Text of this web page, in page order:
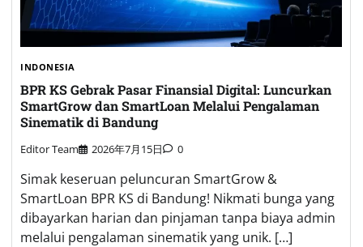
INDONESIA
BPR KS Gebrak Pasar Finansial Digital: Luncurkan
SmartGrow dan SmartLoan Melalui Pengalaman
Sinematik di Bandung
Editor Team 2026年7月15日 0
Simak keseruan peluncuran SmartGrow &
SmartLoan BPR KS di Bandung! Nikmati bunga yang
dibayarkan harian dan pinjaman tanpa biaya admin
melalui pengalaman sinematik yang unik. […]